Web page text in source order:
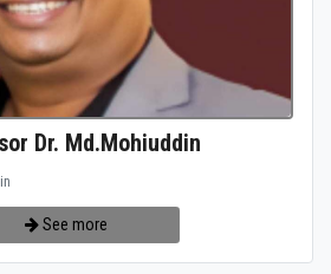
Dr. Md.Mohiuddin
See more